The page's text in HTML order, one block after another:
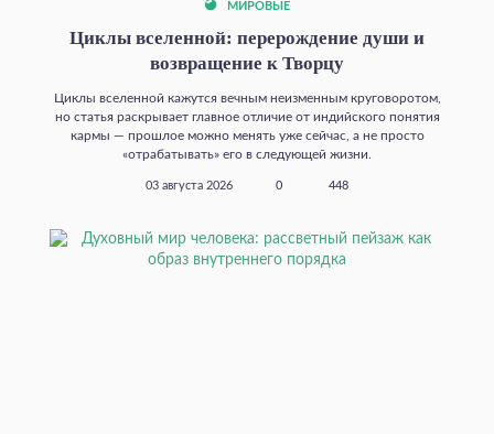
МИРОВЫЕ
Циклы вселенной: перерождение души и
возвращение к Творцу
Циклы вселенной кажутся вечным неизменным круговоротом,
но статья раскрывает главное отличие от индийского понятия
кармы — прошлое можно менять уже сейчас, а не просто
«отрабатывать» его в следующей жизни.
03 августа 2026 0 448